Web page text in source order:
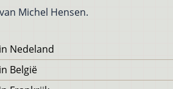
Michel Hensen.
Nedeland
België